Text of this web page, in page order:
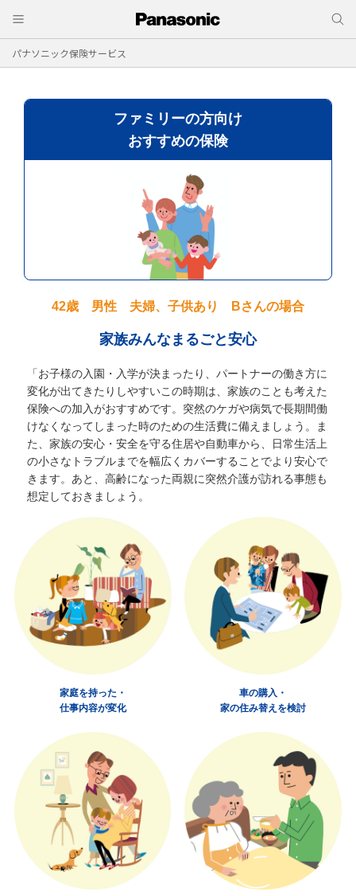
パナソニック保険サービス
ファミリーの方向け
おすすめの保険
42歳 男性 夫婦、子供あり Bさんの場合
家族みんなまるごと安心
「お子様の入園・入学が決まったり、パートナーの働き方に
変化が出てきたりしやすいこの時期は、家族のことも考えた
保険への加入がおすすめです。突然のケガや病気で長期間働
けなくなってしまった時のための生活費に備えましょう。ま
た、家族の安心・安全を守る住居や自動車から、日常生活上
の小さなトラブルまでを幅広くカバーすることでより安心で
きます。 あと、高齢になった両親に突然介護が訪れる事態も
想定しておきましょう。
家庭を持った・
仕事内容が変化
車の購入・
家の住み替えを検討